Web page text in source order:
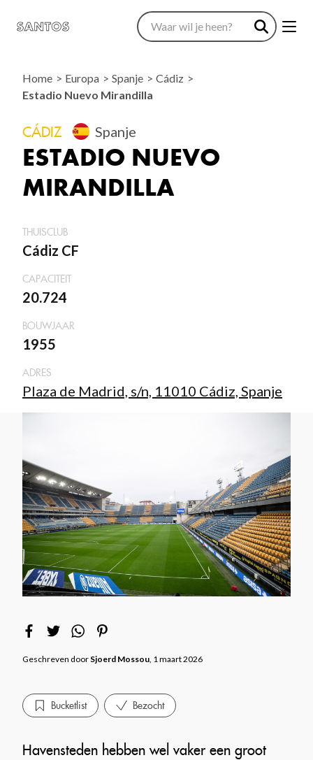
Home Europa Spanje
Cádiz
Estadio Nuevo Mirandilla
CÁDIZ Spanje
ESTADIO NUEVO
MIRANDILLA
THUISCLUB
Cádiz CF
CAPACITEIT
20.724
BOUWJAAR
1955
ADRES
Plaza de Madrid, s/n, 11010 Cádiz, Spanje
Geschreven door Sjoerd Mossou, 1 maart 2026
Bucketlist Bezocht
Havensteden hebben wel vaker een groot